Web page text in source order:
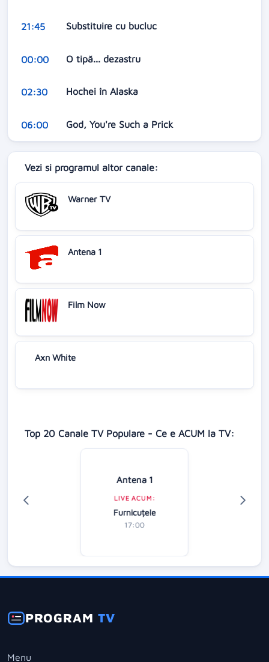
21:45 Substituire cu bucluc
00:00 O tipă... dezastru
02:30 Hochei în Alaska
06:00 God, You're Such a Prick
Vezi si programul altor canale:
Warner TV
Antena 1
Film Now
Axn White
Top 20 Canale TV Populare - Ce e ACUM la TV:
Antena 1
LIVE ACUM:
Furnicuțele
17:00
PROGRAMTV
Menu